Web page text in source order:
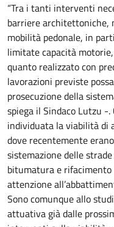
“Tra i tanti interventi
barriere architettoniche,
mobilità pedonale, in
limitate capacità
quanto realizzato con
lavorazioni previste
prosecuzione della
spiega il Sindaco Lutzu -
individuata la viabilità di
dove recentemente
sistemazione delle
bitumatura e
attenzione
Sono comunque allo
attuativa già dalle